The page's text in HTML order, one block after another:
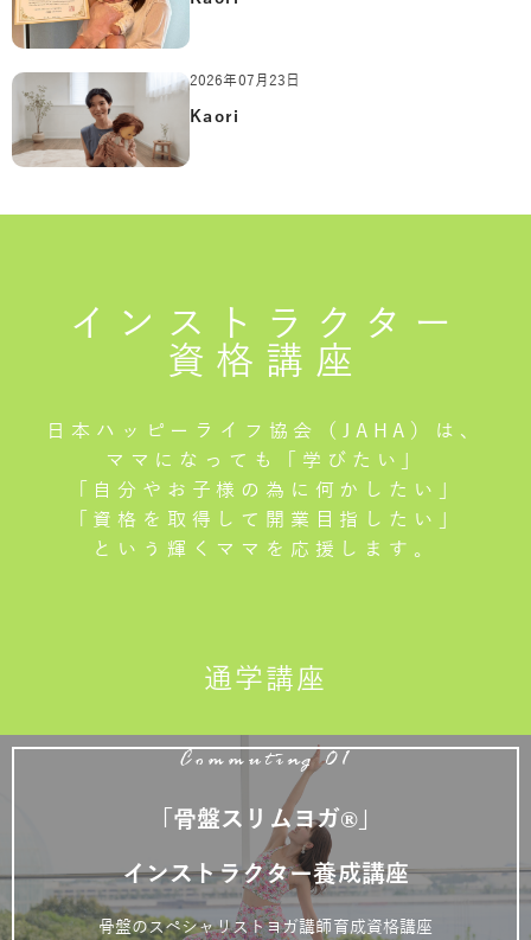
2026年07月23日
Kaori
インストラクター
資格講座
日本ハッピーライフ協会（JAHA）は、
ママになっても「学びたい」
「自分やお子様の為に何かしたい」
「資格を取得して開業目指したい」
という輝くママを応援します。
通学講座
Commuting 01
「骨盤スリムヨガ®」
インストラクター養成講座
骨盤のスペシャリストヨガ講師育成資格講座